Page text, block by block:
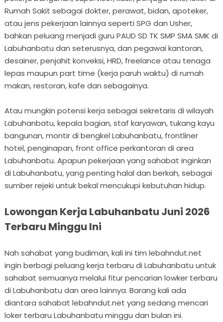
Rumah Sakit sebagai dokter, perawat, bidan, apoteker,
atau jens pekerjaan lainnya seperti SPG dan Usher,
bahkan peluang menjadi guru PAUD SD TK SMP SMA SMK di
Labuhanbatu dan seterusnya, dan pegawai kantoran,
desainer, penjahit konveksi, HRD, freelance atau tenaga
lepas maupun part time (kerja paruh waktu) di rumah
makan, restoran, kafe dan sebagainya.
Atau mungkin potensi kerja sebagai sekretaris di wilayah
Labuhanbatu, kepala bagian, staf karyawan, tukang kayu
bangunan, montir di bengkel Labuhanbatu, frontliner
hotel, penginapan, front office perkantoran di area
Labuhanbatu. Apapun pekerjaan yang sahabat inginkan
di Labuhanbatu, yang penting halal dan berkah, sebagai
sumber rejeki untuk bekal mencukupi kebutuhan hidup.
Lowongan Kerja Labuhanbatu Juni 2026
Terbaru Minggu Ini
Nah sahabat yang budiman, kali ini tim lebahndut.net
ingin berbagi peluang kerja terbaru di Labuhanbatu untuk
sahabat semuanya melalui fitur pencarian lowker terbaru
di Labuhanbatu dan area lainnya. Barang kali ada
diantara sahabat lebahndut.net yang sedang mencari
loker terbaru Labuhanbatu minggu dan bulan ini.